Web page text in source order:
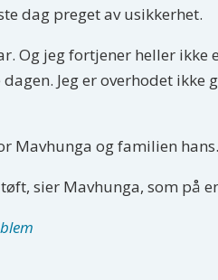
dag preget av usikkerhet.
jeg fortjener heller ikke
Jeg er overhodet ikke
Mavhunga og familien hans.
sier Mavhunga, som på